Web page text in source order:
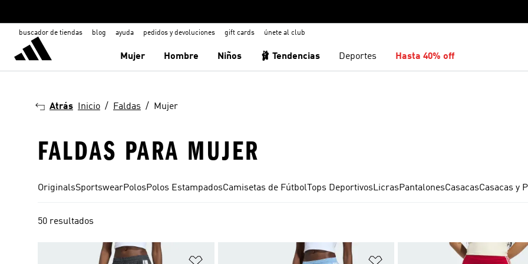
buscador de tiendas blog ayuda pedidos y devoluciones gift cards únete al club
Mujer Hombre Niños 🩰 Tendencias Deportes Hasta 40% off
Atrás Inicio Faldas Mujer
FALDAS PARA MUJER
OriginalsSportswearPolosPolos EstampadosCamisetas de Fútbol Tops DeportivosLicrasPantalonesCasacasCasacas y
50 resultados
Añadir a la lista de deseos Añadir a la lista de deseos